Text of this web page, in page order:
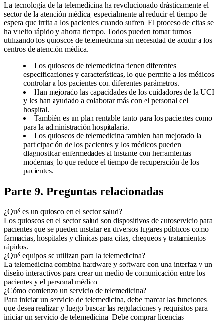
La tecnología de la telemedicina ha revolucionado drásticamente el
sector de la atención médica, especialmente al reducir el tiempo de
espera que irrita a los pacientes cuando sufren. El proceso de citas se
ha vuelto rápido y ahorra tiempo. Todos pueden tomar turnos
utilizando los quioscos de telemedicina sin necesidad de acudir a los
centros de atención médica.
Los quioscos de telemedicina tienen diferentes
especificaciones y características, lo que permite a los médicos
controlar a los pacientes con diferentes parámetros.
Han mejorado las capacidades de los cuidadores de la UCI
y les han ayudado a colaborar más con el personal del
hospital.
También es un plan rentable tanto para los pacientes como
para la administración hospitalaria.
Los quioscos de telemedicina también han mejorado la
participación de los pacientes y los médicos pueden
diagnosticar enfermedades al instante con herramientas
modernas, lo que reduce el tiempo de recuperación de los
pacientes.
Parte 9. Preguntas relacionadas
¿Qué es un quiosco en el sector salud?
Los quioscos en el sector salud son dispositivos de autoservicio para
pacientes que se pueden instalar en diversos lugares públicos como
farmacias, hospitales y clínicas para citas, chequeos y tratamientos
rápidos.
¿Qué equipos se utilizan para la telemedicina?
La telemedicina combina hardware y software con una interfaz y un
diseño interactivos para crear un medio de comunicación entre los
pacientes y el personal médico.
¿Cómo comienzo un servicio de telemedicina?
Para iniciar un servicio de telemedicina, debe marcar las funciones
que desea realizar y luego buscar las regulaciones y requisitos para
iniciar un servicio de telemedicina. Debe comprar licencias